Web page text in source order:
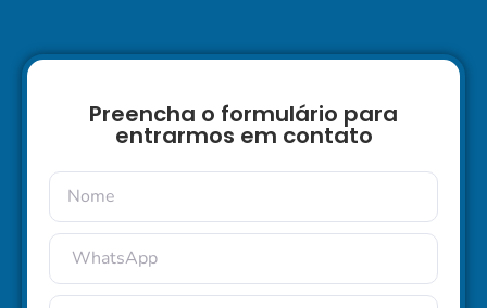
Preencha o formulário para
entrarmos em contato